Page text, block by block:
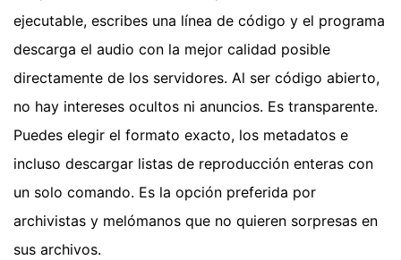
ejecutable, escribes una línea de código y el programa
descarga el audio con la mejor calidad posible
directamente de los servidores. Al ser código abierto,
no hay intereses ocultos ni anuncios. Es transparente.
Puedes elegir el formato exacto, los metadatos e
incluso descargar listas de reproducción enteras con
un solo comando. Es la opción preferida por
archivistas y melómanos que no quieren sorpresas en
sus archivos.